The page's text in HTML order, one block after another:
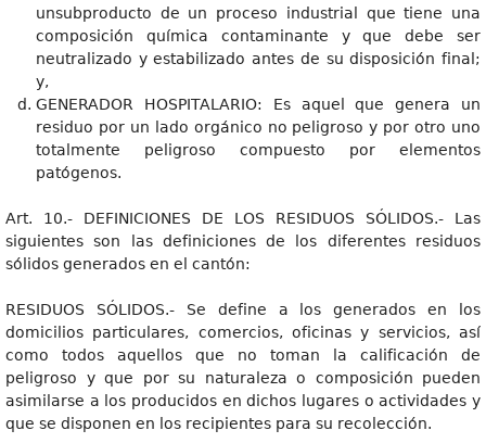
unsubproducto de un proceso industrial que tiene una
composición química contaminante y que debe ser
neutralizado y estabilizado antes de su disposición final;
y,
GENERADOR HOSPITALARIO: Es aquel que genera un
residuo por un lado orgánico no peligroso y por otro uno
totalmente peligroso compuesto por elementos
patógenos.
Art. 10.- DEFINICIONES DE LOS RESIDUOS SÓLIDOS.- Las
siguientes son las definiciones de los diferentes residuos
sólidos generados en el cantón:
RESIDUOS SÓLIDOS.- Se define a los generados en los
domicilios particulares, comercios, oficinas y servicios, así
como todos aquellos que no toman la calificación de
peligroso y que por su naturaleza o composición pueden
asimilarse a los producidos en dichos lugares o actividades y
que se disponen en los recipientes para su recolección.